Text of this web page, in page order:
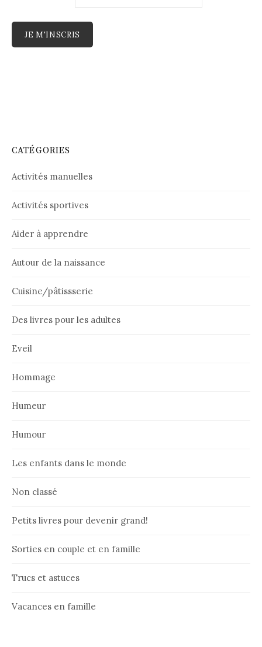
CATÉGORIES
Activités manuelles
Activités sportives
Aider à apprendre
Autour de la naissance
Cuisine/pâtissserie
Des livres pour les adultes
Eveil
Hommage
Humeur
Humour
Les enfants dans le monde
Non classé
Petits livres pour devenir grand!
Sorties en couple et en famille
Trucs et astuces
Vacances en famille